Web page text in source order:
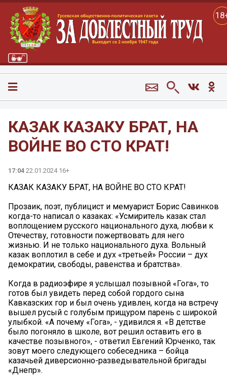
КАЗАК КАЗАКУ БРАТ, НА
ВОЙНЕ ВО СТО КРАТ!
17:04 22.01.2024 16+
КАЗАК КАЗАКУ БРАТ, НА ВОЙНЕ ВО СТО КРАТ!
Прозаик, поэт, публицист и мемуарист Борис Савинков
когда-то написал о казаках: «Усмиритель казак стал
воплощением русского национального духа, любви к
Отечеству, готовности пожертвовать для него
жизнью. И не только национального духа. Вольный
казак воплотил в себе и дух «третьей» России – дух
демократии, свободы, равенства и братства».
Когда в радиоэфире я услышал позывной «Гога», то
готов был увидеть перед собой гордого сына
Кавказских гор и был очень удивлен, когда на встречу
вышел русый с голубым прищуром парень с широкой
улыбкой. «А почему «Гога», - удивился я. «В детстве
было погоняло в школе, вот решил оставить его в
качестве позывного», - ответил Евгений Юрченко, так
зовут моего следующего собеседника – бойца
казачьей диверсионно-разведывательной бригады
«Днепр».